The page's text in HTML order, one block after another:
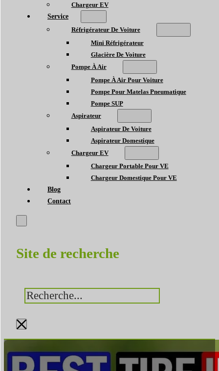
Chargeur EV
Service
Réfrigérateur De Voiture
Mini Réfrigérateur
Glacière De Voiture
Pompe À Air
Pompe À Air Pour Voiture
Pompe Pour Matelas Pneumatique
Pompe SUP
Aspirateur
Aspirateur De Voiture
Aspirateur Domestique
Chargeur EV
Chargeur Portable Pour VE
Chargeur Domestique Pour VE
Blog
Contact
Site de recherche
Rechercher
×